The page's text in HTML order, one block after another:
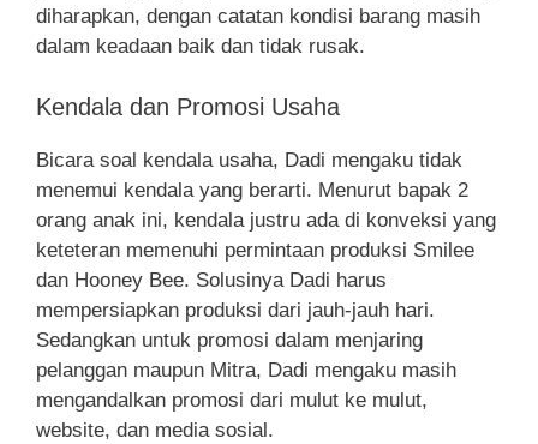
diharapkan, dengan catatan kondisi barang masih
dalam keadaan baik dan tidak rusak.
Kendala dan Promosi Usaha
Bicara soal kendala usaha, Dadi mengaku tidak
menemui kendala yang berarti. Menurut bapak 2
orang anak ini, kendala justru ada di konveksi yang
keteteran memenuhi permintaan produksi Smilee
dan Hooney Bee. Solusinya Dadi harus
mempersiapkan produksi dari jauh-jauh hari.
Sedangkan untuk promosi dalam menjaring
pelanggan maupun Mitra, Dadi mengaku masih
mengandalkan promosi dari mulut ke mulut,
website, dan media sosial.